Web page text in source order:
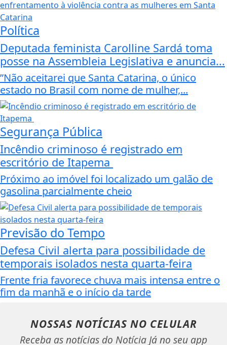
Política
Deputada feminista Carolline Sardá toma
posse na Assembleia Legislativa e anuncia...
”Não aceitarei que Santa Catarina, o único
estado no Brasil com nome de mulher,...
Segurança Pública
Incêndio criminoso é registrado em
escritório de Itapema
Próximo ao imóvel foi localizado um galão de
gasolina parcialmente cheio
Previsão do Tempo
Defesa Civil alerta para possibilidade de
temporais isolados nesta quarta-feira
Frente fria favorece chuva mais intensa entre o
fim da manhã e o início da tarde
NOSSAS NOTÍCIAS NO CELULAR
Receba as notícias do Notícia Já no seu app